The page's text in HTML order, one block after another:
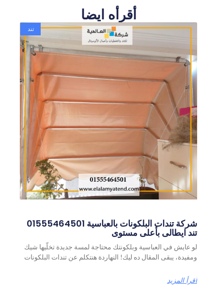
أقرأه ايضا
تند
شركة تندات البلكونات بالعباسية 01555464501
تند ايطالى بأعلى مستوى
لو عايش في العباسية وبلكونتك محتاجة لمسة جديدة تخلّيها شيك
ومفيدة، يبقى المقال ده ليك! النهاردة هنتكلم عن تندات البلكونات
أقرأ المزيد